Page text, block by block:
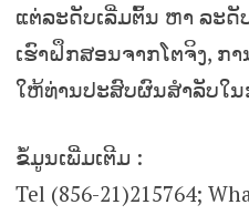
ແຕ່ລະດັບເລີ່ມຕົ້ນ ຫາ ລະ
ເຮົາຝຶກສອນຈາກໂຕຈິງ, ກ
ໃຫ້ທ່ານປະສົບຜົນສຳລັບໃນ
ຂໍ້ມູນເພີ່ມເຕີມ :
Tel (856-21)215764;